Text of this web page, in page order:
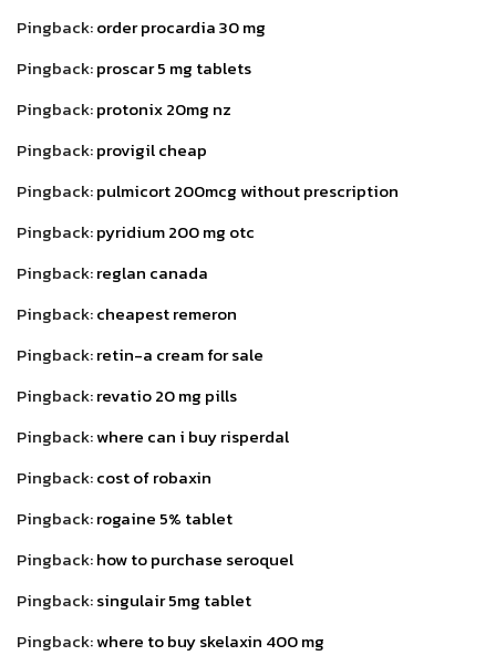
Pingback:order procardia 30 mg
Pingback:proscar 5 mg tablets
Pingback:protonix 20mg nz
Pingback:provigil cheap
Pingback:pulmicort 200mcg without prescription
Pingback:pyridium 200 mg otc
Pingback:reglan canada
Pingback:cheapest remeron
Pingback:retin-a cream for sale
Pingback:revatio 20 mg pills
Pingback:where can i buy risperdal
Pingback:cost of robaxin
Pingback:rogaine 5% tablet
Pingback:how to purchase seroquel
Pingback:singulair 5mg tablet
Pingback:where to buy skelaxin 400 mg